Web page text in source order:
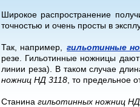
Широкое распространение
точностью и очень просты в
Так, например,
гильотинные
резе. Гильотинные ножницы
линии реза). В таком случае
ножниц НД 3118 , то предельное
Станина гильотинных ножниц